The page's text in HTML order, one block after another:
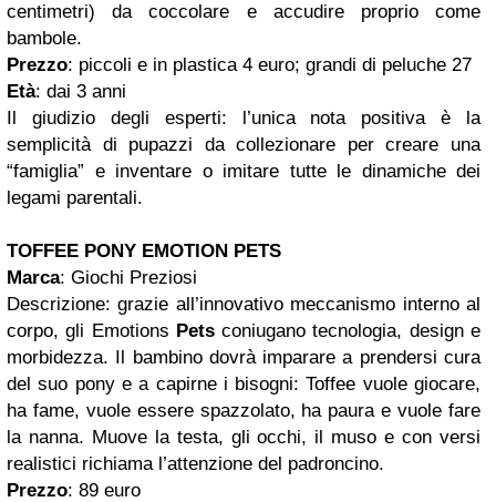
centimetri) da coccolare e accudire proprio come
bambole.
Prezzo: piccoli e in plastica 4 euro; grandi di peluche 27
Età: dai 3 anni
Il giudizio degli esperti: l’unica nota positiva è la
semplicità di pupazzi da collezionare per creare una
“famiglia” e inventare o imitare tutte le dinamiche dei
legami parentali.
TOFFEE PONY EMOTION PETS
Marca: Giochi Preziosi
Descrizione: grazie all’innovativo meccanismo interno al
corpo, gli Emotions Petsconiugano tecnologia, design e
morbidezza. Il bambino dovrà imparare a prendersi cura
del suo pony e a capirne i bisogni: Toffee vuole giocare,
ha fame, vuole essere spazzolato, ha paura e vuole fare
la nanna. Muove la testa, gli occhi, il muso e con versi
realistici richiama l’attenzione del padroncino.
Prezzo: 89 euro